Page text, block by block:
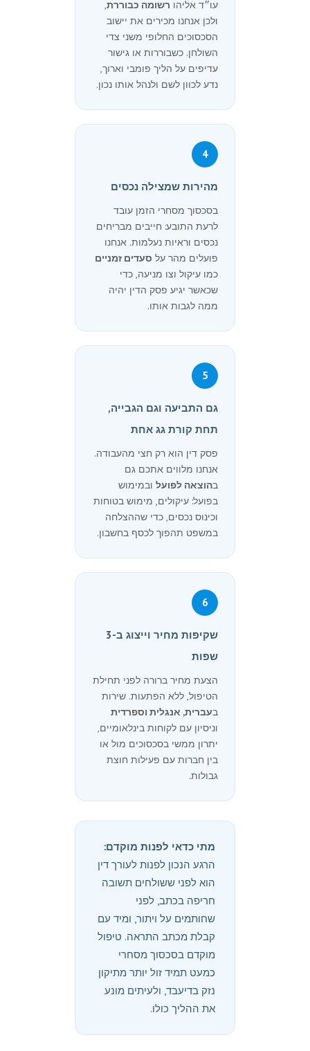
עו״ד אליהו רשומה כבוררת,
ולכן אנחנו מכירים את יישוב
הסכסוכים החלופי משני צדי
השולחן. כשבוררות או גישור
עדיפים על הליך פומבי וארוך,
נדע לכוון לשם ולנהל אותו נכון.
4
מהירות שמצילה נכסים
בסכסוך מסחרי הזמן עובד
לרעת התובע: חייבים מבריחים
נכסים וראיות נעלמות. אנחנו
פועלים מהר על סעדים זמניים
כמו עיקול וצו מניעה, כדי
שכאשר יגיע פסק הדין יהיה
ממה לגבות אותו.
5
גם התביעה וגם הגבייה,
תחת קורת גג אחת
פסק דין הוא רק חצי מהעבודה.
אנחנו מלווים אתכם גם
בהוצאה לפועל ובמימוש
בפועל: עיקולים, מימוש בטוחות
וכינוס נכסים, כדי שההצלחה
במשפט תהפוך לכסף בחשבון.
6
שקיפות מחיר וייצוג ב-3
שפות
הצעת מחיר ברורה לפני תחילת
הטיפול, ללא הפתעות. שירות
בעברית, אנגלית וספרדית
וניסיון עם לקוחות בינלאומיים,
יתרון ממשי בסכסוכים מול או
בין חברות עם פעילות חוצת
גבולות.
מתי כדאי לפנות מוקדם:
הרגע הנכון לפנות לעורך דין
הוא לפני ששולחים תשובה
חריפה בכתב, לפני
שחותמים על ויתור, ומיד עם
קבלת מכתב התראה. טיפול
מוקדם בסכסוך מסחרי
כמעט תמיד זול יותר מתיקון
נזק בדיעבד, ולעיתים מונע
את ההליך כולו.